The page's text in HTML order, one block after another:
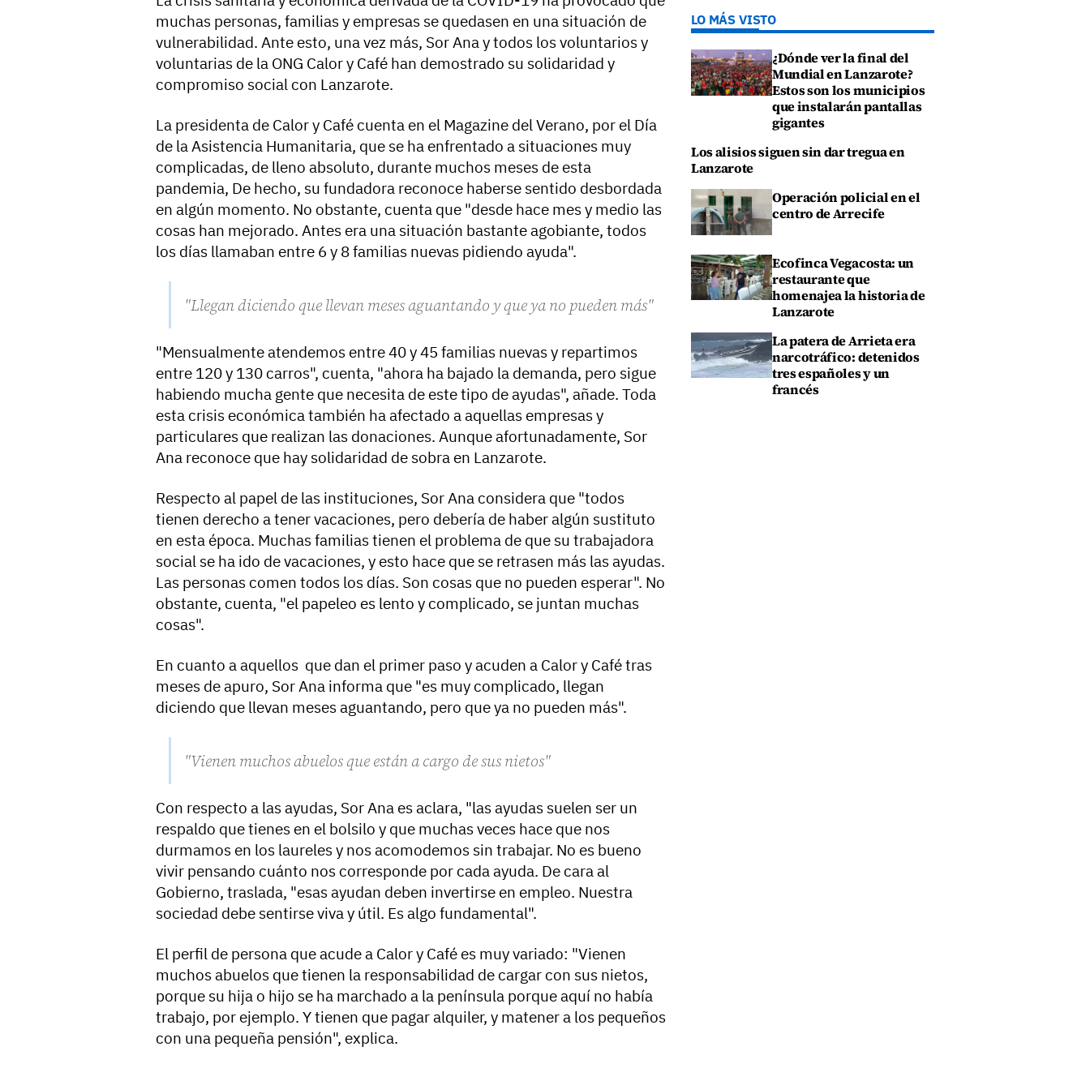
muchas personas, familias y empresas se quedasen en una situación de
vulnerabilidad. Ante esto, una vez más, Sor Ana y todos los voluntarios y
voluntarias de la ONG Calor y Café han demostrado su solidaridad y
compromiso social con Lanzarote.
La presidenta de Calor y Café cuenta en el Magazine del Verano, por el Día
de la Asistencia Humanitaria, que se ha enfrentado a situaciones muy
complicadas, de lleno absoluto, durante muchos meses de esta
pandemia, De hecho, su fundadora reconoce haberse sentido desbordada
en algún momento. No obstante, cuenta que "desde hace mes y medio las
cosas han mejorado. Antes era una situación bastante agobiante, todos
los días llamaban entre 6 y 8 familias nuevas pidiendo ayuda".
"Llegan diciendo que llevan meses aguantando y que ya no pueden más"
"Mensualmente atendemos entre 40 y 45 familias nuevas y repartimos
entre 120 y 130 carros", cuenta, "ahora ha bajado la demanda, pero sigue
habiendo mucha gente que necesita de este tipo de ayudas", añade. Toda
esta crisis económica también ha afectado a aquellas empresas y
particulares que realizan las donaciones. Aunque afortunadamente, Sor
Ana reconoce que hay solidaridad de sobra en Lanzarote.
Respecto al papel de las instituciones, Sor Ana considera que "todos
tienen derecho a tener vacaciones, pero debería de haber algún sustituto
en esta época. Muchas familias tienen el problema de que su trabajadora
social se ha ido de vacaciones, y esto hace que se retrasen más las ayudas.
Las personas comen todos los días. Son cosas que no pueden esperar". No
obstante, cuenta, "el papeleo es lento y complicado, se juntan muchas
cosas".
En cuanto a aquellos que dan el primer paso y acuden a Calor y Café tras
meses de apuro, Sor Ana informa que "es muy complicado, llegan
diciendo que llevan meses aguantando, pero que ya no pueden más".
"Vienen muchos abuelos que están a cargo de sus nietos"
Con respecto a las ayudas, Sor Ana es aclara, "las ayudas suelen ser un
respaldo que tienes en el bolsilo y que muchas veces hace que nos
durmamos en los laureles y nos acomodemos sin trabajar. No es bueno
vivir pensando cuánto nos corresponde por cada ayuda. De cara al
Gobierno, traslada, "esas ayudan deben invertirse en empleo. Nuestra
sociedad debe sentirse viva y útil. Es algo fundamental".
El perfil de persona que acude a Calor y Café es muy variado: "Vienen
muchos abuelos que tienen la responsabilidad de cargar con sus nietos,
porque su hija o hijo se ha marchado a la península porque aquí no había
trabajo, por ejemplo. Y tienen que pagar alquiler, y matener a los pequeños
con una pequeña pensión", explica.
LO MÁS VISTO
¿Dónde ver la final del
Mundial en Lanzarote?
Estos son los municipios
que instalarán pantallas
gigantes
Los alisios siguen sin dar tregua en
Lanzarote
Operación policial en el
centro de Arrecife
Ecofinca Vegacosta: un
restaurante que
homenajea la historia de
Lanzarote
La patera de Arrieta era
narcotráfico: detenidos
tres españoles y un
francés